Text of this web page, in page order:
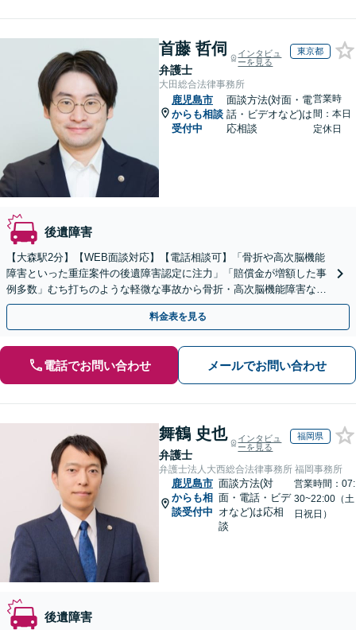
首藤 哲伺
弁護士
インタビュ
ーを見る
東京都
大田総合法律事務所
鹿児島市
からも相談
受付中
面談方法(対面・電
話・ビデオなど)は
応相談
営業時
間：本日
定休日
後遺障害
【大森駅2分】【WEB面談対応】【電話相談可】「骨折や高次脳機能
障害といった重症案件の後遺障害認定に注力」「賠償金が増額した事
例多数」むち打ちのような軽微な事故から骨折・高次脳機能障害など
の重症事故まで、事故の規模に関わらず対応いたします
料金表を見る
電話でお問い合わせ メールでお問い合わせ
舞鶴 史也
弁護士
インタビュ
ーを見る
福岡県
弁護士法人大西総合法律事務所 福岡事務所
鹿児島市
からも相
談受付中
面談方法(対
面・電話・ビデ
オなど)は応相
談
営業時間：07:
30~22:00（土
日祝日）
後遺障害